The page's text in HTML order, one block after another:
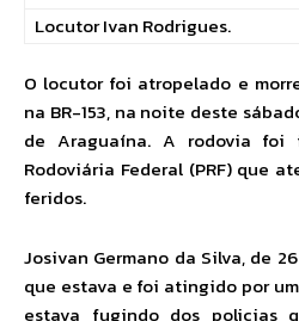
Locutor Ivan Rodrigues.
O locutor foi atropelado e
na BR-153, na noite deste
de Araguaína. A rodovia foi
Rodoviária Federal (PRF) que
feridos.
Josivan Germano da Silva, de
que estava e foi atingido por
estava fugindo dos policias